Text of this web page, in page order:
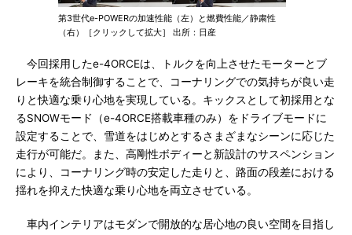
第3世代e-POWERの加速性能（左）と燃費性能／静粛性
（右）［クリックして拡大］ 出所：日産
今回採用したe-4ORCEは、トルクを向上させたモーターとブ
レーキを統合制御することで、コーナリングでの気持ちが良い走
りと快適な乗り心地を実現している。キックスとして初採用とな
るSNOWモード（e-4ORCE搭載車種のみ）をドライブモードに
設定することで、雪道をはじめとするさまざまなシーンに応じた
走行が可能だ。また、高剛性ボディーと新設計のサスペンション
により、コーナリング時の安定した走りと、路面の段差における
揺れを抑えた快適な乗り心地を両立させている。
車内インテリアはモダンで開放的な居心地の良い空間を目指し